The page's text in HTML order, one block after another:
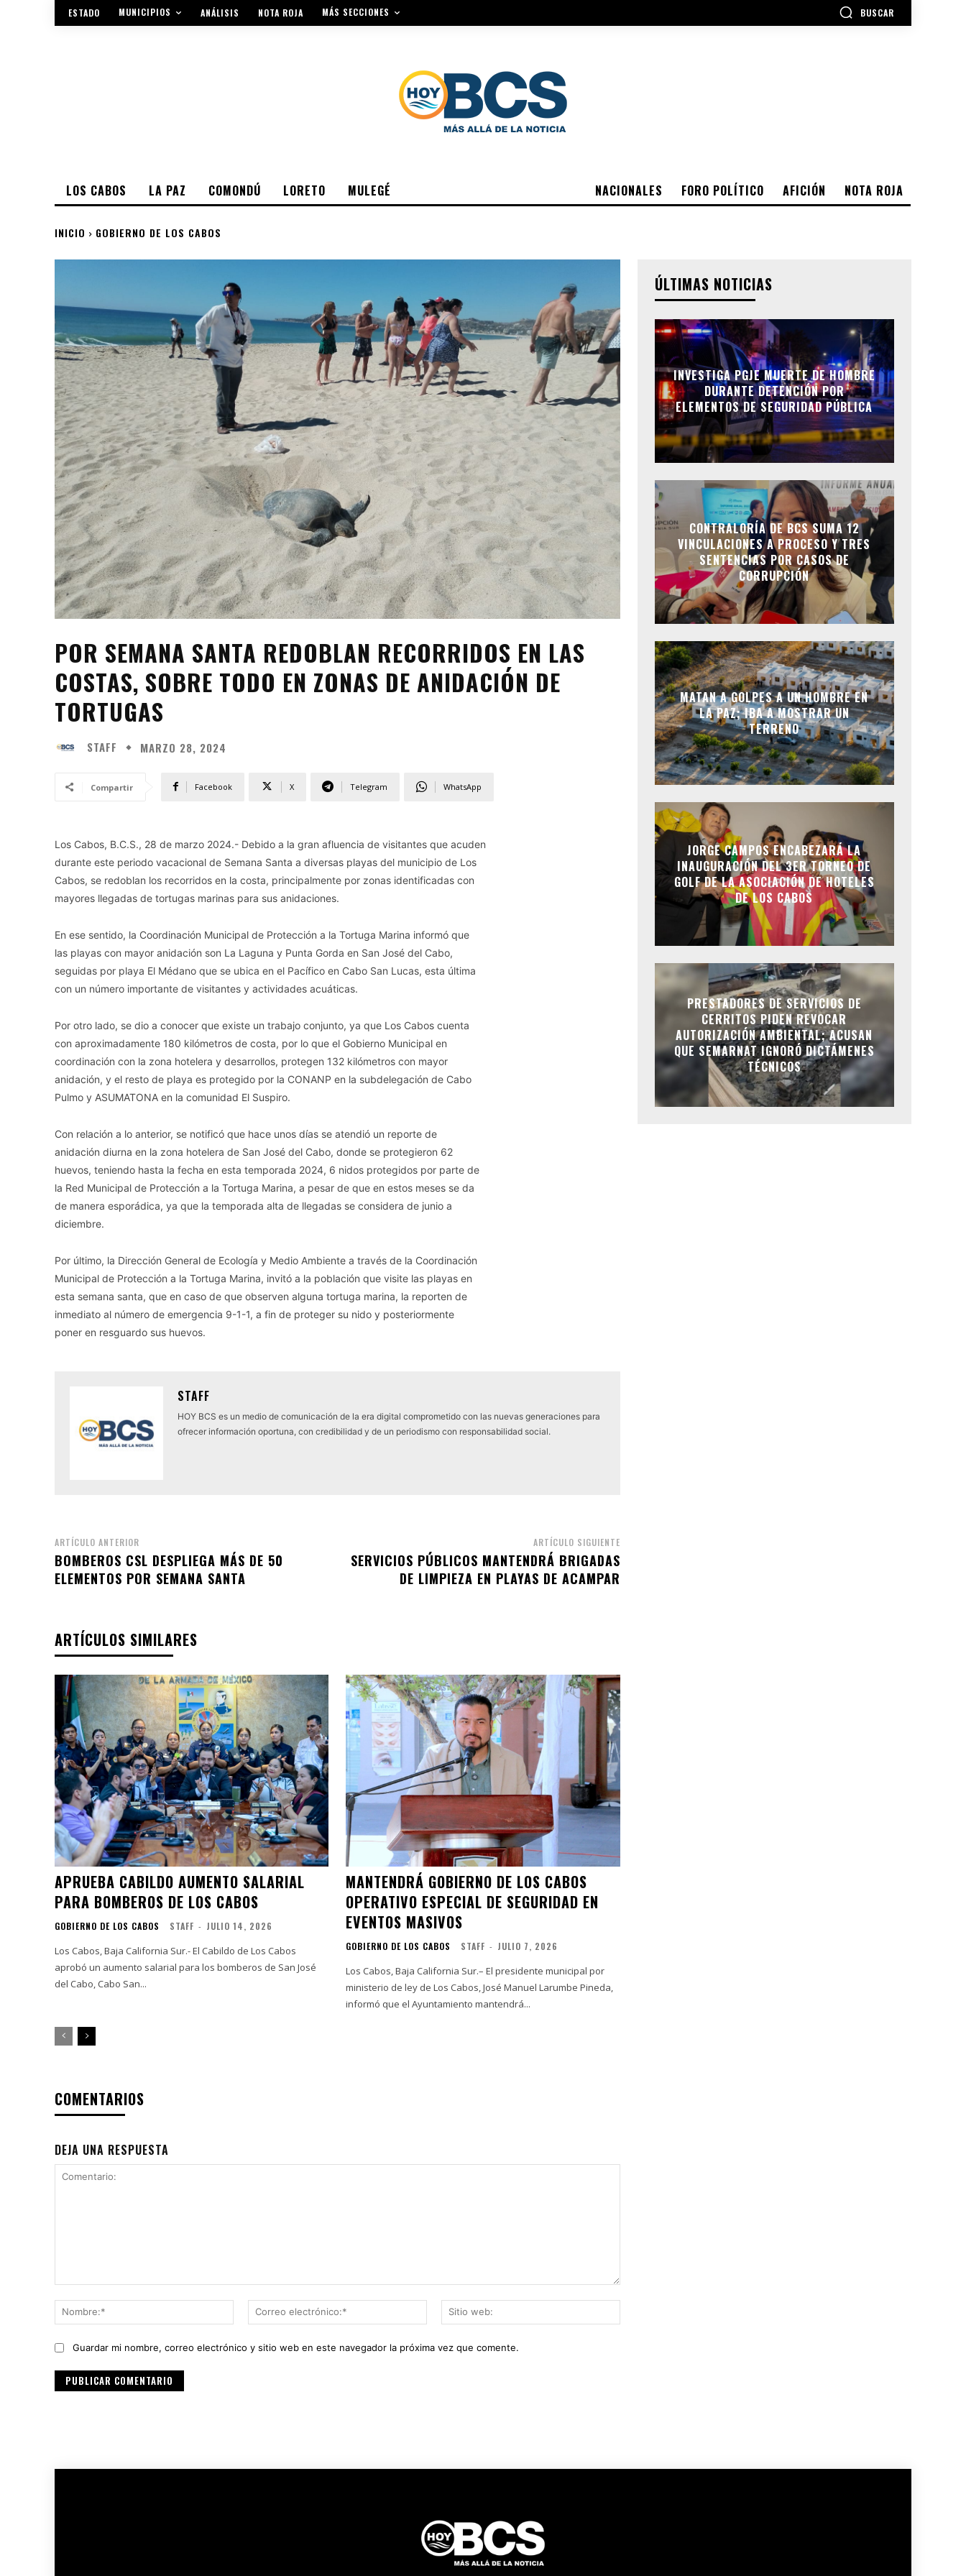
ESTADO MUNICIPIOS ANÁLISIS NOTA ROJA MÁS SECCIONES BUSCAR
NACIONALES FORO POLÍTICO AFICIÓN NOTA ROJA
LOS CABOS LA PAZ COMONDÚ LORETO MULEGÉ
INICIO GOBIERNO DE LOS CABOS
POR SEMANA SANTA REDOBLAN RECORRIDOS EN LAS
COSTAS, SOBRE TODO EN ZONAS DE ANIDACIÓN DE
TORTUGAS
STAFF MARZO 28, 2024
Compartir Facebook X Telegram WhatsApp
Los Cabos, B.C.S., 28 de marzo 2024.- Debido a la gran afluencia de visitantes que acuden
durante este periodo vacacional de Semana Santa a diversas playas del municipio de Los
Cabos, se redoblan los recorridos en la costa, principalmente por zonas identificadas con
mayores llegadas de tortugas marinas para sus anidaciones.
En ese sentido, la Coordinación Municipal de Protección a la Tortuga Marina informó que
las playas con mayor anidación son La Laguna y Punta Gorda en San José del Cabo,
seguidas por playa El Médano que se ubica en el Pacífico en Cabo San Lucas, esta última
con un número importante de visitantes y actividades acuáticas.
Por otro lado, se dio a conocer que existe un trabajo conjunto, ya que Los Cabos cuenta
con aproximadamente 180 kilómetros de costa, por lo que el Gobierno Municipal en
coordinación con la zona hotelera y desarrollos, protegen 132 kilómetros con mayor
anidación, y el resto de playa es protegido por la CONANP en la subdelegación de Cabo
Pulmo y ASUMATONA en la comunidad El Suspiro.
Con relación a lo anterior, se notificó que hace unos días se atendió un reporte de
anidación diurna en la zona hotelera de San José del Cabo, donde se protegieron 62
huevos, teniendo hasta la fecha en esta temporada 2024, 6 nidos protegidos por parte de
la Red Municipal de Protección a la Tortuga Marina, a pesar de que en estos meses se da
de manera esporádica, ya que la temporada alta de llegadas se considera de junio a
diciembre.
Por último, la Dirección General de Ecología y Medio Ambiente a través de la Coordinación
Municipal de Protección a la Tortuga Marina, invitó a la población que visite las playas en
esta semana santa, que en caso de que observen alguna tortuga marina, la reporten de
inmediato al número de emergencia 9-1-1, a fin de proteger su nido y posteriormente
poner en resguardo sus huevos.
STAFF
HOY BCS es un medio de comunicación de la era digital comprometido con las nuevas generaciones para
ofrecer información oportuna, con credibilidad y de un periodismo con responsabilidad social.
ARTÍCULO ANTERIOR
BOMBEROS CSL DESPLIEGA MÁS DE 50
ELEMENTOS POR SEMANA SANTA
ARTÍCULO SIGUIENTE
SERVICIOS PÚBLICOS MANTENDRÁ BRIGADAS
DE LIMPIEZA EN PLAYAS DE ACAMPAR
ARTÍCULOS SIMILARES
APRUEBA CABILDO AUMENTO SALARIAL
PARA BOMBEROS DE LOS CABOS
GOBIERNO DE LOS CABOS STAFF - JULIO 14, 2026
Los Cabos, Baja California Sur.- El Cabildo de Los Cabos
aprobó un aumento salarial para los bomberos de San José
del Cabo, Cabo San...
MANTENDRÁ GOBIERNO DE LOS CABOS
OPERATIVO ESPECIAL DE SEGURIDAD EN
EVENTOS MASIVOS
GOBIERNO DE LOS CABOS STAFF - JULIO 7, 2026
Los Cabos, Baja California Sur.– El presidente municipal por
ministerio de ley de Los Cabos, José Manuel Larumbe Pineda,
informó que el Ayuntamiento mantendrá...
COMENTARIOS
DEJA UNA RESPUESTA
Nombre:*
Correo
electrónico:*
web:
Guardar mi nombre, correo electrónico y sitio web en este navegador la próxima vez que comente.
ÚLTIMAS NOTICIAS
INVESTIGA PGJE MUERTE DE HOMBRE
DURANTE DETENCIÓN POR
ELEMENTOS DE SEGURIDAD PÚBLICA
CONTRALORÍA DE BCS SUMA 12
VINCULACIONES A PROCESO Y TRES
SENTENCIAS POR CASOS DE
CORRUPCIÓN
MATAN A GOLPES A UN HOMBRE EN
LA PAZ; IBA A MOSTRAR UN
TERRENO
JORGE CAMPOS ENCABEZARÁ LA
INAUGURACIÓN DEL 3ER TORNEO DE
GOLF DE LA ASOCIACIÓN DE HOTELES
DE LOS CABOS
PRESTADORES DE SERVICIOS DE
CERRITOS PIDEN REVOCAR
AUTORIZACIÓN AMBIENTAL; ACUSAN
QUE SEMARNAT IGNORÓ DICTÁMENES
TÉCNICOS